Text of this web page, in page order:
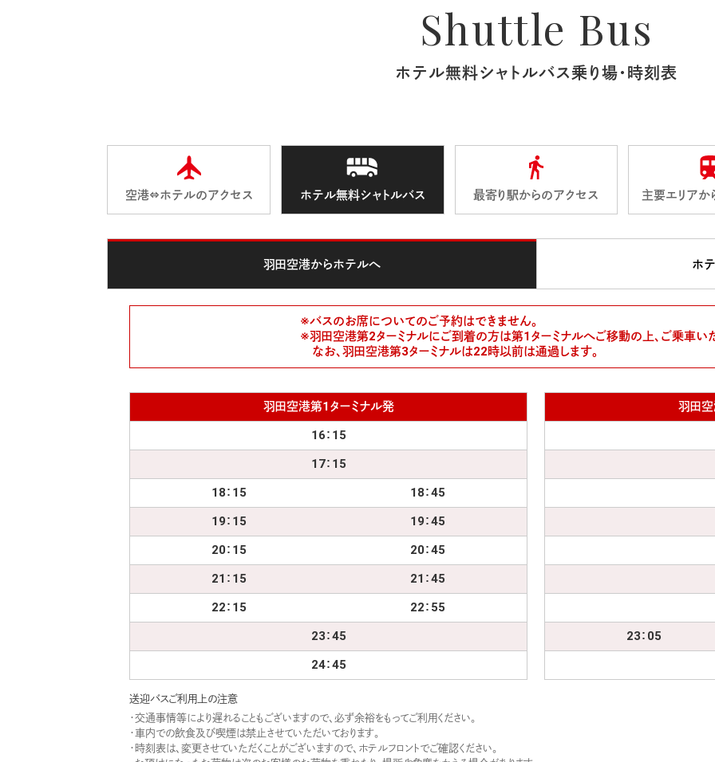
Shuttle Bus
ホテル無料シャトルバス乗り場・時刻表
空港⇔ホテルのアクセス ホテル無料シャトルバス 最寄り駅からのアクセス 主要エリアか
羽田空港からホテルへ ホ
※バスのお席についてのご予約はできません。
※羽田空港第2ターミナルにご到着の方は第1ターミナルへご移動の上、ご乗車い
なお、羽田空港第3ターミナルは22時以前は通過します。
羽田空港第1ターミナル発
16：15
17：15
18：15
18：45
19：15
19：45
20：15
20：45
21：15
21：45
22：15
22：55
23：45
24：45
羽田
23：05
送迎バスご利用上の注意
・交通事情等により遅れることもございますので、必ず余裕をもってご利用ください。
・車内での飲食及び喫煙は禁止させていただいております。
・時刻表は、変更させていただくことがございますので、ホテルフロントでご確認ください。